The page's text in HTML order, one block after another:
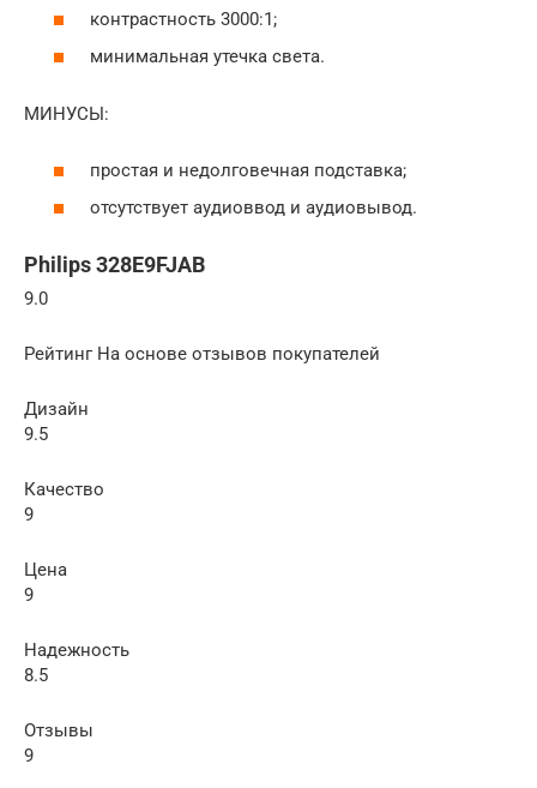
контрастность 3000:1;
минимальная утечка света.
МИНУСЫ:
простая и недолговечная подставка;
отсутствует аудиоввод и аудиовывод.
Philips 328E9FJAB
9.0
Рейтинг На основе отзывов покупателей
Дизайн
9.5
Качество
9
Цена
9
Надежность
8.5
Отзывы
9